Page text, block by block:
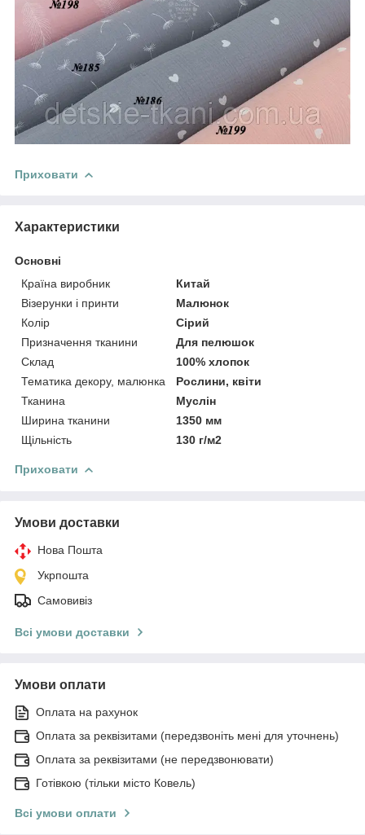
Приховати
Характеристики
Основні
Країна виробник
Китай
Візерунки і принти
Малюнок
Колір
Сірий
Призначення тканини
Для пелюшок
Склад
100% хлопок
Тематика декору, малюнка
Рослини, квіти
Тканина
Муслін
Ширина тканини
1350 мм
Щільність
130 г/м2
Приховати
Умови доставки
Нова Пошта
Укрпошта
Самовивіз
Всі умови доставки
Умови оплати
Оплата на рахунок
Оплата за реквізитами (передзвоніть мені для уточнень)
Оплата за реквізитами (не передзвонювати)
Готівкою (тільки місто Ковель)
Всі умови оплати